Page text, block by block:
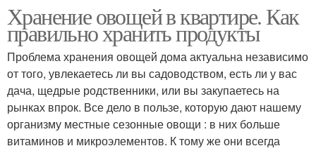
Хранение овощей в квартире. Как
правильно хранить продукты
Проблема хранения овощей дома актуальна независимо
от того, увлекаетесь ли вы садоводством, есть ли у вас
дача, щедрые родственники, или вы закупаетесь на
рынках впрок. Все дело в пользе, которую дают нашему
организму местные сезонные овощи : в них больше
витаминов и микроэлементов. К тому же они всегда